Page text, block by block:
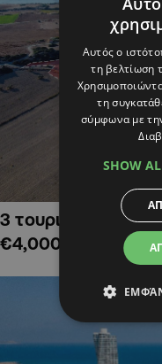
3 τουριστικά
€4,000,000
Αυτός ο
τη βελτίωση
τη
σύμφωνα με
SHOW